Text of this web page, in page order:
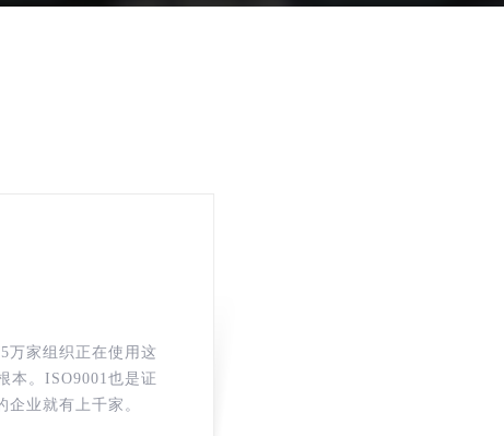
万家组织正在使用这
本。ISO9001也是证
业就有上千家。